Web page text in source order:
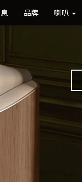
品牌 喇叭